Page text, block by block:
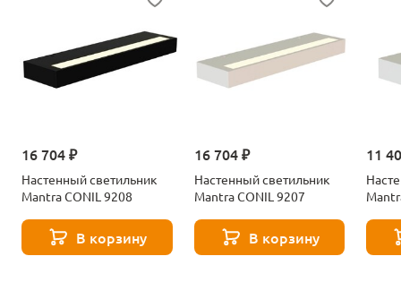
16 704 ₽
Настенный светильник
Mantra CONIL 9208
В корзину
16 704 ₽
Настенный светильник
Mantra CONIL 9207
В корзину
11